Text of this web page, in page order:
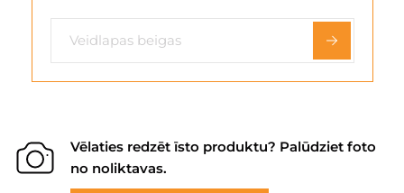
Vēlaties redzēt īsto produktu? Palūdziet foto
no noliktavas.